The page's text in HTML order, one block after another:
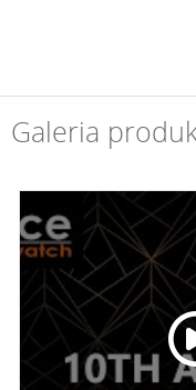
Galeria